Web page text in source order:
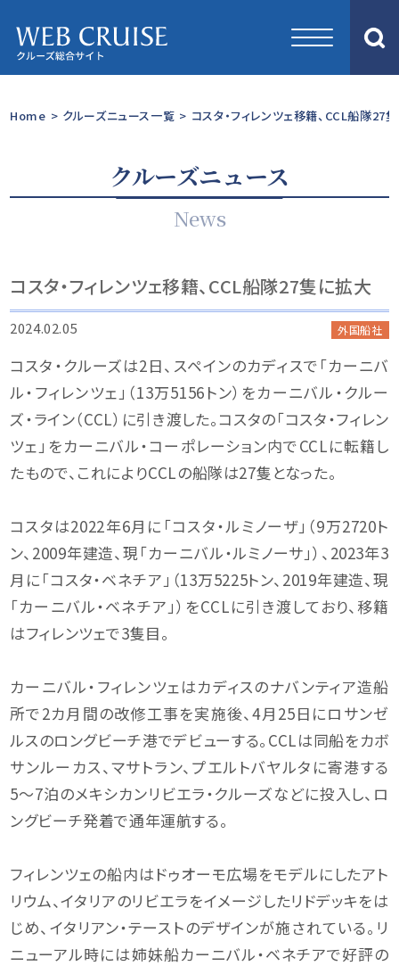
Home > クルーズニュース一覧 > コスタ・フィレンツェ移籍、CCL船隊27
クルーズニュース
News
コスタ・フィレンツェ移籍、CCL船隊27隻に拡大
2024.02.05 外国船社
コスタ・クルーズは2日、スペインのカディスで「カーニバ
ル・フィレンツェ」（13万5156トン）をカーニバル・クルー
ズ・ライン（CCL）に引き渡した。コスタの「コスタ・フィレン
ツェ」をカーニバル・コーポレーション内でCCLに転籍し
たもので、これによりCCLの船隊は27隻となった。
コスタは2022年6月に「コスタ・ルミノーザ」（9万2720ト
ン、2009年建造、現「カーニバル・ルミノーサ」）、2023年3
月に「コスタ・ベネチア」（13万5225トン、2019年建造、現
「カーニバル・ベネチア」）をCCLに引き渡しており、移籍
はフィレンツェで3隻目。
カーニバル・フィレンツェはカディスのナバンティア造船
所で2カ月間の改修工事を実施後、4月25日にロサンゼ
ルスのロングビーチ港でデビューする。CCLは同船をカボ
サンルーカス、マサトラン、プエルトバヤルタに寄港する
5〜7泊のメキシカンリビエラ・クルーズなどに投入し、ロ
ングビーチ発着で通年運航する。
フィレンツェの船内はドゥオーモ広場をモデルにしたアト
リウム、イタリアのリビエラをイメージしたリドデッキをは
じめ、イタリアン・テーストのデザインが施されている。リ
ニューアル時には姉妹船カーニバル・ベネチアで好評の